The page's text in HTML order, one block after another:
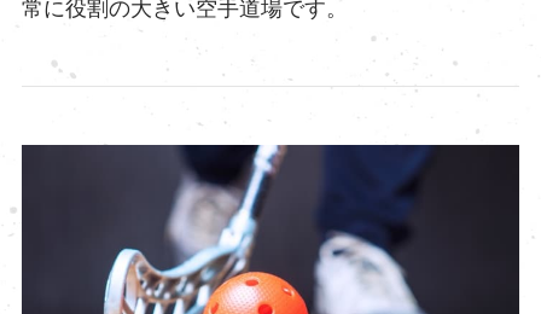
常に役割の大きい空手道場です。